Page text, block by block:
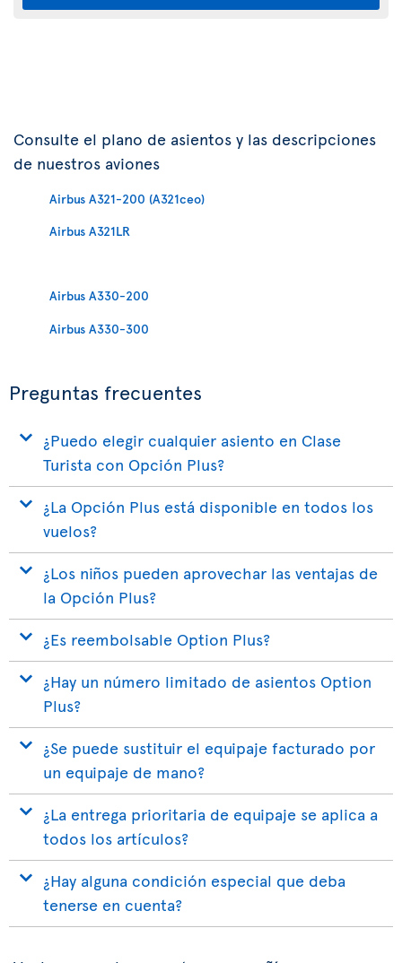
Consulte el plano de asientos y las descripciones
de nuestros aviones
Airbus A321-200 (A321ceo)
Airbus A321LR
Airbus A330-200
Airbus A330-300
Preguntas frecuentes
¿Puedo elegir cualquier asiento en Clase
Turista con Opción Plus?
¿La Opción Plus está disponible en todos los
vuelos?
¿Los niños pueden aprovechar las ventajas de
la Opción Plus?
¿Es reembolsable Option Plus?
¿Hay un número limitado de asientos Option
Plus?
¿Se puede sustituir el equipaje facturado por
un equipaje de mano?
¿La entrega prioritaria de equipaje se aplica a
todos los artículos?
¿Hay alguna condición especial que deba
tenerse en cuenta?